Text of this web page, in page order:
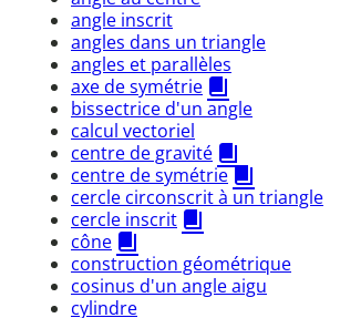
angle inscrit
angles dans un triangle
angles et parallèles
axe de symétrie
bissectrice d'un angle
calcul vectoriel
centre de gravité
centre de symétrie
cercle circonscrit à un triangle
cercle inscrit
cône
construction géométrique
cosinus d'un angle aigu
cylindre